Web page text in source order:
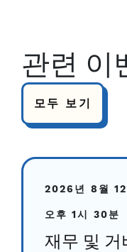
관련 이
모두 보기
2026년 8월 12
오후 1시 30분
재무 및 거